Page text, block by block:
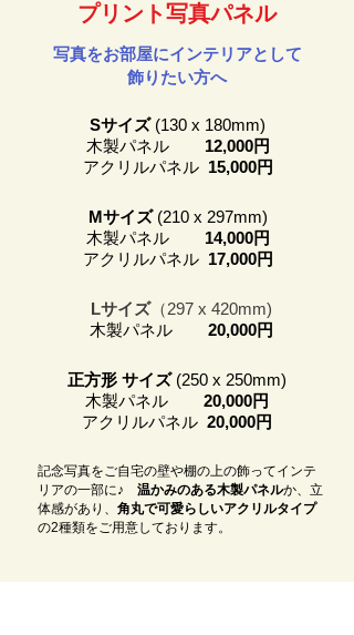
​プリント写真パネル
写真をお部屋にインテリアとして
飾りたい方へ
Sサイズ(130 x 180mm)
木製パネル 12,000円
アクリルパネル 15,000円
Mサイズ(210 x 297mm)
木製パネル
14,000円
アクリルパネル 17,000円
Lサイズ（297 x 420mm)
木製パネル20,000円
正方形 サイズ(250 x 250mm)
木製パネル
20,000円
アクリルパネル20,000円
記念写真をご自宅の壁や棚の上の飾ってインテ
リアの一部に♪ 温かみのある木製パネルか、立
体感があり、 角丸で可愛らしいアクリルタイプ
の2種類をご用意しております。